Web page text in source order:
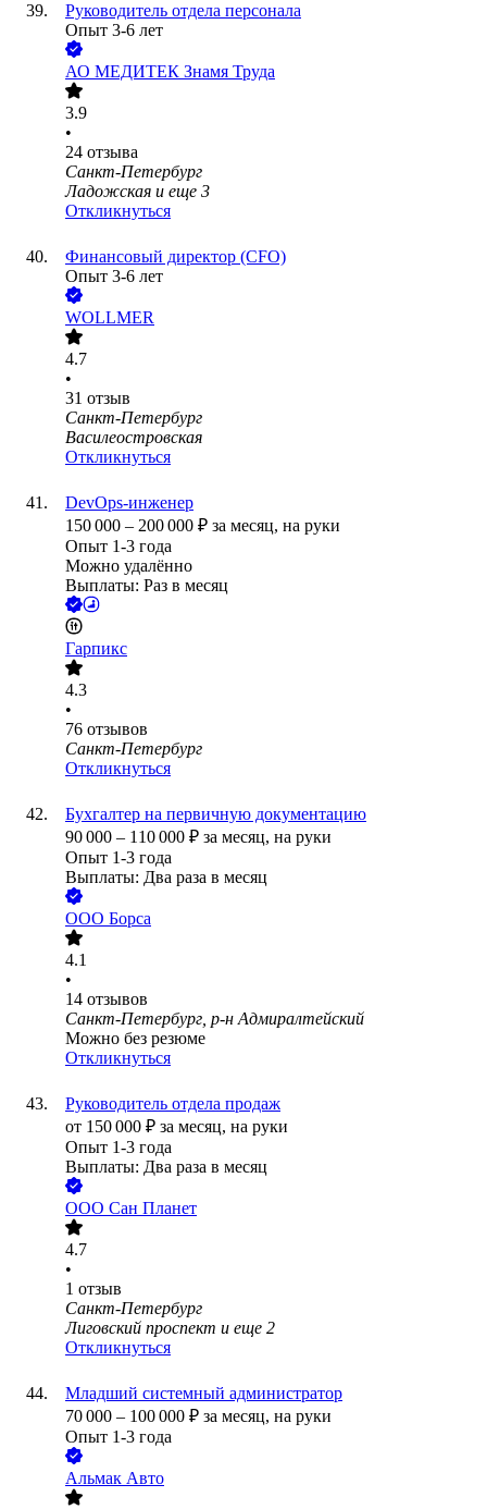
Руководитель отдела персонала
Опыт 3-6 лет
АО МЕДИТЕК Знамя Труда
3.9
•
24 отзыва
Санкт-Петербург
Ладожская и еще 3
Откликнуться
Финансовый директор (CFO)
Опыт 3-6 лет
WOLLMER
4.7
•
31 отзыв
Санкт-Петербург
Василеостровская
Откликнуться
DevOps-инженер
150 000 – 200 000 ₽ за месяц, на руки
Опыт 1-3 года
Можно удалённо
Выплаты: Раз в месяц
Гарпикс
4.3
•
76 отзывов
Санкт-Петербург
Откликнуться
Бухгалтер на первичную документацию
90 000 – 110 000 ₽ за месяц, на руки
Опыт 1-3 года
Выплаты: Два раза в месяц
ООО Борса
4.1
•
14 отзывов
Санкт-Петербург, р-н Адмиралтейский
Можно без резюме
Откликнуться
Руководитель отдела продаж
от 150 000 ₽ за месяц, на руки
Опыт 1-3 года
Выплаты: Два раза в месяц
ООО Сан Планет
4.7
•
1 отзыв
Санкт-Петербург
Лиговский проспект и еще 2
Откликнуться
Младший системный администратор
70 000 – 100 000 ₽ за месяц, на руки
Опыт 1-3 года
Альмак Авто